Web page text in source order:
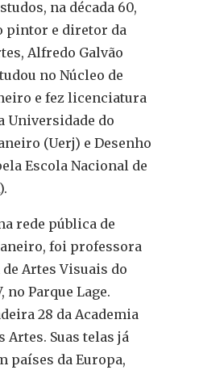
na década 60,
pintor e diretor da
Alfredo Galvão
no Núcleo de
e fez licenciatura
Universidade do
(Uerj) e Desenho
Escola Nacional de
rede pública de
foi professora
Artes Visuais do
no Parque Lage.
28 da Academia
Artes. Suas telas já
países da Europa,